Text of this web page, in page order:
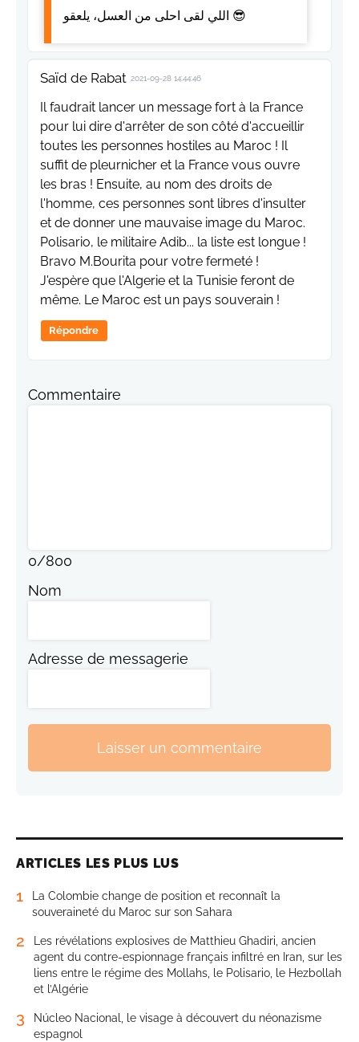
اللي لقى احلى من العسل، يلعقو 😎
Saïd de Rabat 2021-09-28 14:44:46
Il faudrait lancer un message fort à la France
pour lui dire d'arrêter de son côté d'accueillir
toutes les personnes hostiles au Maroc ! Il
suffit de pleurnicher et la France vous ouvre
les bras ! Ensuite, au nom des droits de
l'homme, ces personnes sont libres d'insulter
et de donner une mauvaise image du Maroc.
Polisario, le militaire Adib... la liste est longue !
Bravo M.Bourita pour votre fermeté !
J'espère que l'Algerie et la Tunisie feront de
même. Le Maroc est un pays souverain !
Répondre
Commentaire
0/800
Nom
Adresse de messagerie
Laisser un commentaire
ARTICLES LES PLUS LUS
1
La Colombie change de position et reconnaît la
souveraineté du Maroc sur son Sahara
2
Les révélations explosives de Matthieu Ghadiri, ancien
agent du contre-espionnage français infiltré en Iran, sur les
liens entre le régime des Mollahs, le Polisario, le Hezbollah
et l’Algérie
3
Núcleo Nacional, le visage à découvert du néonazisme
espagnol